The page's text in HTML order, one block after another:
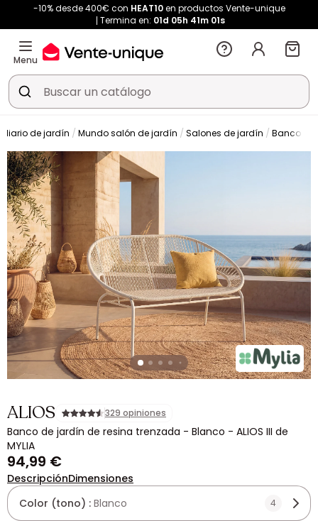
-10% desde 400€ con HEAT10en productos Vente-unique
Termina en: 01d 05h 41m 00s
Menu
de jardín Mundo salón de jardín Salones de jardín Banco de
ALIOS 329 opiniones
Banco de jardín de resina trenzada - Blanco - ALIOS III de
MYLIA
94,99 €
DescripciónDimensiones
Color (tono) : Blanco 4